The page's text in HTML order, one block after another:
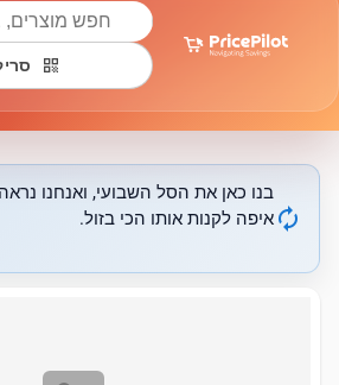
qr_code
autorenew
בנו כאן את הסל השבועי, ואנחנו
איפה לקנות אותו הכי בזול.